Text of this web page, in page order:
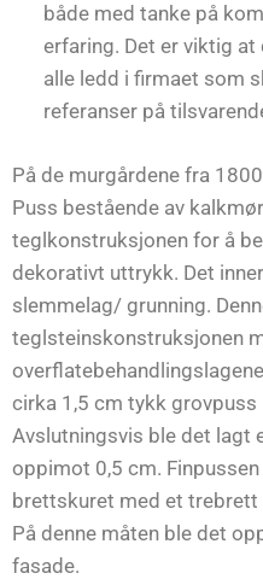
både med tanke på
erfaring. Det er viktig at
alle ledd i firmaet som
referanser på
På de murgårdene fra
Puss bestående av
teglkonstruksjonen for å
dekorativt uttrykk. Det
slemmelag/ grunning.
teglsteinskonstruksjonen
cirka 1,5 cm tykk
Avslutningsvis ble det lagt
oppimot 0,5 cm.
brettskuret med et
På denne måten ble det
fasade.